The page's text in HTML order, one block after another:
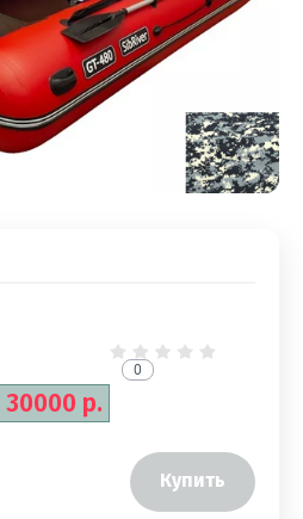
30000 р.
0
Купить